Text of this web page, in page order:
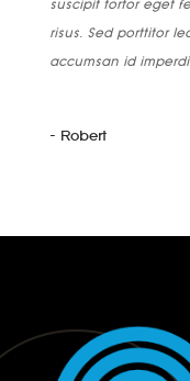
suscipit tortor eget
risus. Sed porttitor
accumsan id
- Robert